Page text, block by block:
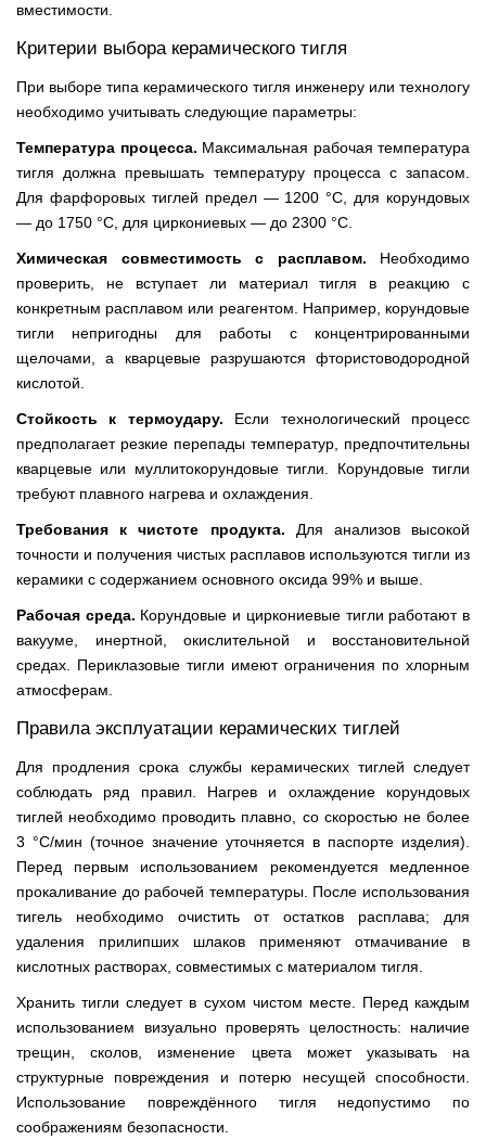
вместимости.
Критерии выбора керамического тигля
При выборе типа керамического тигля инженеру или технологу
необходимо учитывать следующие параметры:
Температура процесса. Максимальная рабочая температура
тигля должна превышать температуру процесса с запасом.
Для фарфоровых тиглей предел — 1200 °С, для корундовых
— до 1750 °С, для циркониевых — до 2300 °С.
Химическая совместимость с расплавом. Необходимо
проверить, не вступает ли материал тигля в реакцию с
конкретным расплавом или реагентом. Например, корундовые
тигли непригодны для работы с концентрированными
щелочами, а кварцевые разрушаются фтористоводородной
кислотой.
Стойкость к термоудару. Если технологический процесс
предполагает резкие перепады температур, предпочтительны
кварцевые или муллитокорундовые тигли. Корундовые тигли
требуют плавного нагрева и охлаждения.
Требования к чистоте продукта. Для анализов высокой
точности и получения чистых расплавов используются тигли из
керамики с содержанием основного оксида 99% и выше.
Рабочая среда. Корундовые и циркониевые тигли работают в
вакууме, инертной, окислительной и восстановительной
средах. Периклазовые тигли имеют ограничения по хлорным
атмосферам.
Правила эксплуатации керамических тиглей
Для продления срока службы керамических тиглей следует
соблюдать ряд правил. Нагрев и охлаждение корундовых
тиглей необходимо проводить плавно, со скоростью не более
3 °С/мин (точное значение уточняется в паспорте изделия).
Перед первым использованием рекомендуется медленное
прокаливание до рабочей температуры. После использования
тигель необходимо очистить от остатков расплава; для
удаления прилипших шлаков применяют отмачивание в
кислотных растворах, совместимых с материалом тигля.
Хранить тигли следует в сухом чистом месте. Перед каждым
использованием визуально проверять целостность: наличие
трещин, сколов, изменение цвета может указывать на
структурные повреждения и потерю несущей способности.
Использование повреждённого тигля недопустимо по
соображениям безопасности.